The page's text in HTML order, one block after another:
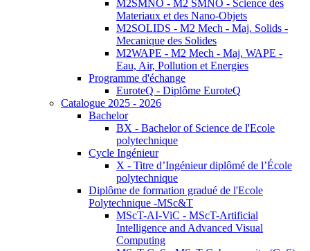
M2SMNO - M2 SMNO - Science des
Materiaux et des Nano-Objets
M2SOLIDS - M2 Mech - Maj. Solids -
Mecanique des Solides
M2WAPE - M2 Mech - Maj. WAPE -
Eau, Air, Pollution et Energies
Programme d'échange
EuroteQ - Diplôme EuroteQ
Catalogue 2025 - 2026
Bachelor
BX - Bachelor of Science de l'Ecole
polytechnique
Cycle Ingénieur
X - Titre d’Ingénieur diplômé de l’École
polytechnique
Diplôme de formation gradué de l'Ecole
Polytechnique -MSc&T
MScT-AI-ViC - MScT-Artificial
Intelligence and Advanced Visual
Computing